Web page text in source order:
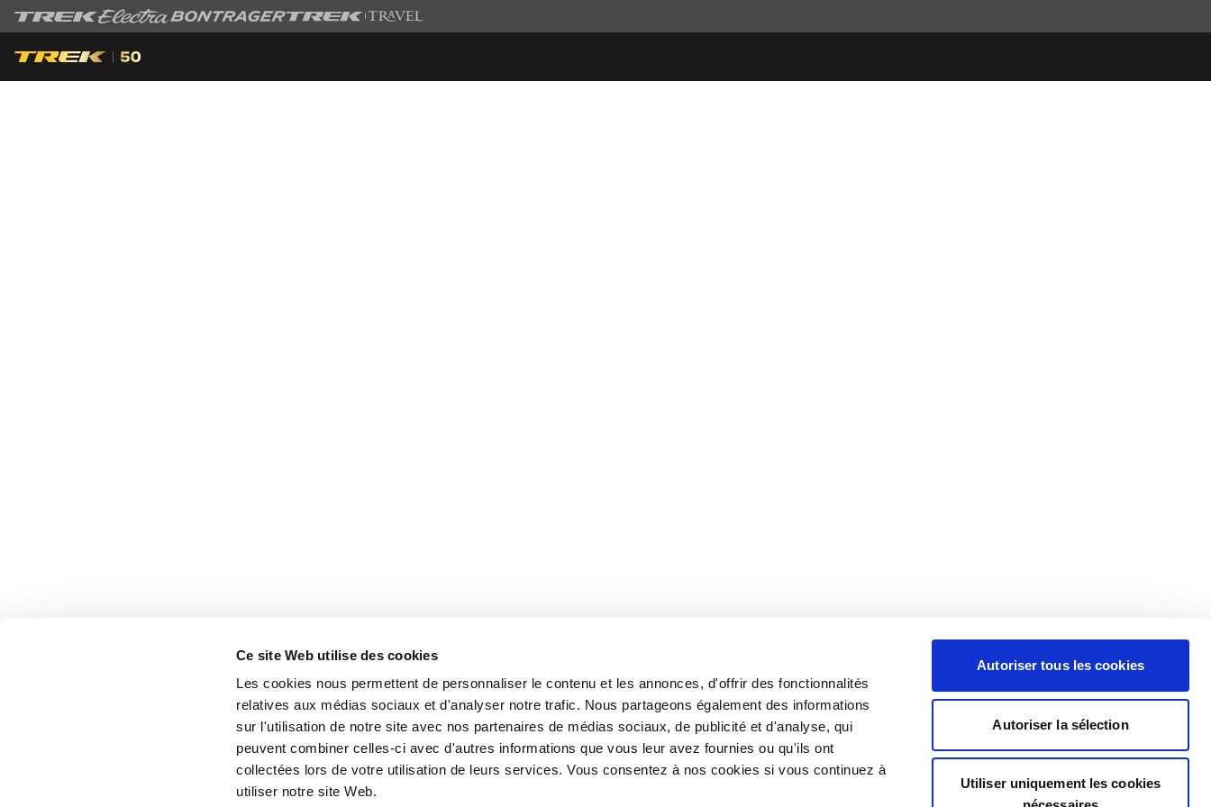
Ce site Web utilise des cookies
Les cookies nous permettent de personnaliser le contenu et les annonces, d'offrir des fonctionnalités
relatives aux médias sociaux et d'analyser notre trafic. Nous partageons également des informations
sur l'utilisation de notre site avec nos partenaires de médias sociaux, de publicité et d'analyse, qui
peuvent combiner celles-ci avec d'autres informations que vous leur avez fournies ou qu'ils ont
collectées lors de votre utilisation de leurs services. Vous consentez à nos cookies si vous continuez à
utiliser notre site Web.
Autoriser tous les cookies
Autoriser la sélection
Utiliser uniquement les cookies